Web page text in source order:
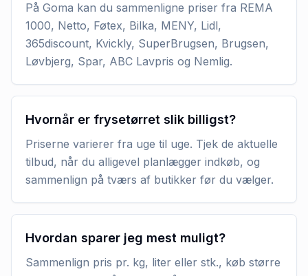
På Goma kan du sammenligne priser fra REMA
1000, Netto, Føtex, Bilka, MENY, Lidl,
365discount, Kvickly, SuperBrugsen, Brugsen,
Løvbjerg, Spar, ABC Lavpris og Nemlig.
Hvornår er frysetørret slik billigst?
Priserne varierer fra uge til uge. Tjek de aktuelle
tilbud, når du alligevel planlægger indkøb, og
sammenlign på tværs af butikker før du vælger.
Hvordan sparer jeg mest muligt?
Sammenlign pris pr. kg, liter eller stk., køb større